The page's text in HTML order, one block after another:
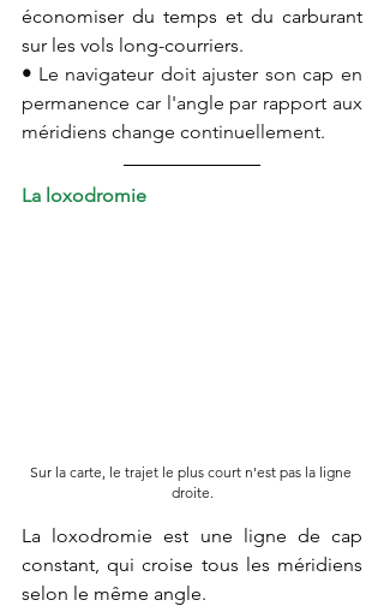
économiser du temps et du carburant
sur les vols long-courriers.
• Le navigateur doit ajuster son cap en
permanence car l'angle par rapport aux
méridiens change continuellement.
La loxodromie
Sur la carte, le trajet le plus court n'est pas la ligne
droite.
La loxodromie est une ligne de cap
constant, qui croise tous les méridiens
selon le même angle.